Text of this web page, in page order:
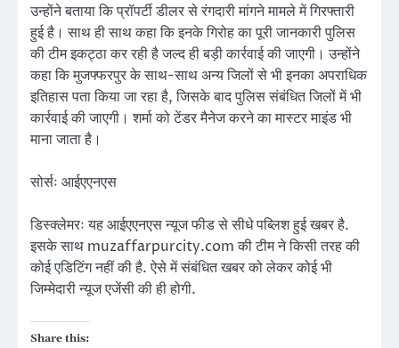
उन्होंने बताया कि प्रॉपर्टी डीलर से रंगदारी मांगने मामले में गिरफ्तारी
हुई है। साथ ही साथ कहा कि इनके गिरोह का पूरी जानकारी पुलिस
की टीम इकट्ठा कर रही है जल्द ही बड़ी कार्रवाई की जाएगी। उन्होंने
कहा कि मुजफ्फरपुर के साथ-साथ अन्य जिलों से भी इनका अपराधिक
इतिहास पता किया जा रहा है, जिसके बाद पुलिस संबंधित जिलों में भी
कार्रवाई की जाएगी। शर्मा को टेंडर मैनेज करने का मास्टर माइंड भी
माना जाता है।
सोर्सः आईएएनएस
डिस्क्लेमरः यह आईएएनएस न्यूज फीड से सीधे पब्लिश हुई खबर है.
इसके साथ muzaffarpurcity.com की टीम ने किसी तरह की
कोई एडिटिंग नहीं की है. ऐसे में संबंधित खबर को लेकर कोई भी
जिम्मेदारी न्यूज एजेंसी की ही होगी.
Share this: